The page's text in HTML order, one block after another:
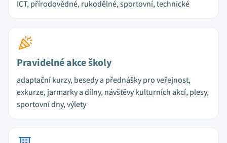
ICT, přírodovědné, rukodělné, sportovní, technické
Pravidelné akce školy
adaptační kurzy, besedy a přednášky pro veřejnost,
exkurze, jarmarky a dílny, návštěvy kulturních akcí, plesy,
sportovní dny, výlety